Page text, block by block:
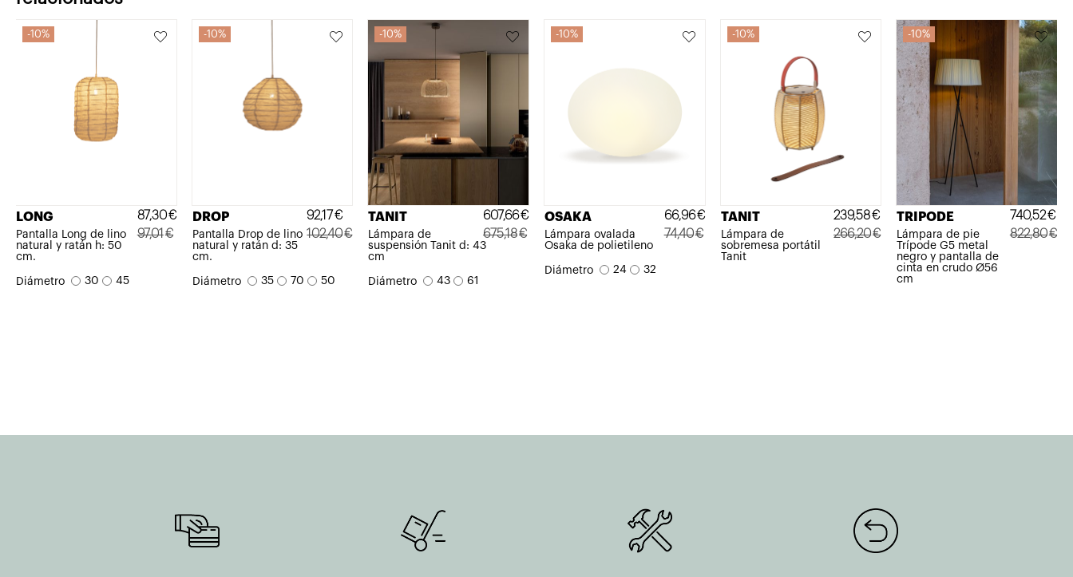
10%
LONG
Pantalla Long de lino
natural y ratán h: 50
cm.
97,01€
87,30€
Diámetro 30 45
10%
DROP
Pantalla Drop de lino
natural y ratán d: 35
cm.
102,40€
92,17€
Diámetro 35 70 50
10%
TANIT
Lámpara de
suspensión Tanit d: 43
cm
675,18€
El
607,66€
El
Diámetro 43 61
10%
OSAKA
Lámpara ovalada
Osaka de polietileno
74,40€
66,96€
Diámetro 24 32
10%
TANIT
Lámpara de
sobremesa portátil
Tanit
266,20€
239,58€
10%
TRIPODE
Lámpara de pie
Trípode G5 metal
negro y pantalla de
cinta en crudo Ø56
cm
822,80€
740,52€